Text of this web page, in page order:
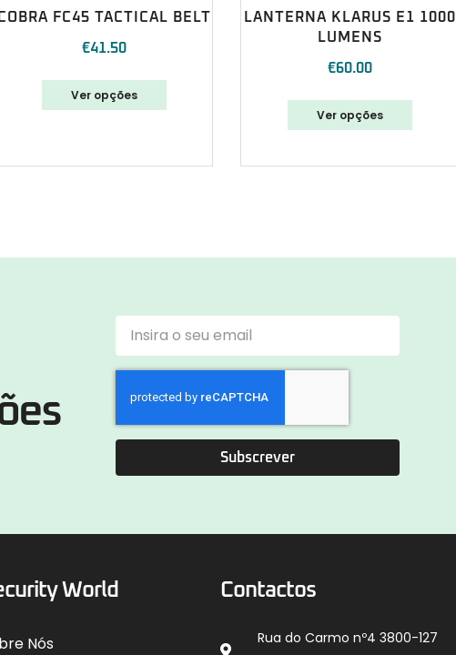
FC45 TACTICAL BELT
€41.50
Ver opções
LANTERNA KLARUS E1 1000
LUMENS
€60.00
Ver opções
Subscrever
World
Nós
Contactos
Rua do Carmo nº4 3800-127